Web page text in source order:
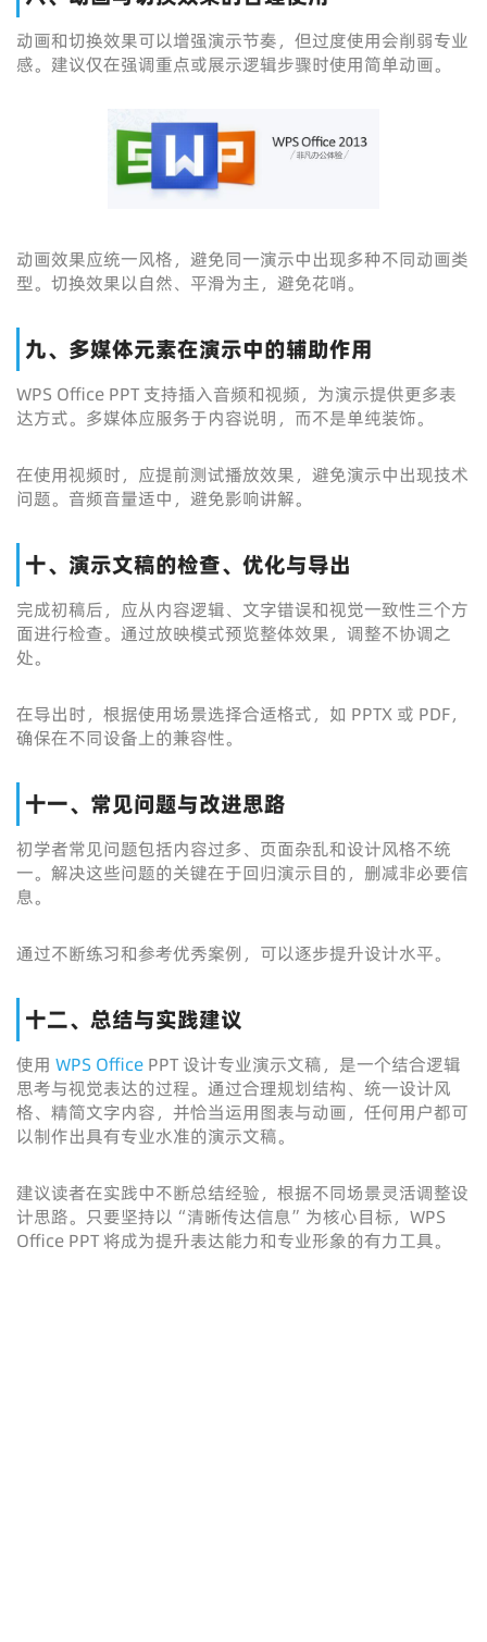
动画和切换效果可以增强演示节奏，但过度使用会削弱专业
感。建议仅在强调重点或展示逻辑步骤时使用简单动画。
动画效果应统一风格，避免同一演示中出现多种不同动画类
型。切换效果以自然、平滑为主，避免花哨。
九、多媒体元素在演示中的辅助作用
WPS Office PPT 支持插入音频和视频，为演示提供更多表
达方式。多媒体应服务于内容说明，而不是单纯装饰。
在使用视频时，应提前测试播放效果，避免演示中出现技术
问题。音频音量适中，避免影响讲解。
十、演示文稿的检查、优化与导出
完成初稿后，应从内容逻辑、文字错误和视觉一致性三个方
面进行检查。通过放映模式预览整体效果，调整不协调之
处。
在导出时，根据使用场景选择合适格式，如 PPTX 或 PDF，
确保在不同设备上的兼容性。
十一、常见问题与改进思路
初学者常见问题包括内容过多、页面杂乱和设计风格不统
一。解决这些问题的关键在于回归演示目的，删减非必要信
息。
通过不断练习和参考优秀案例，可以逐步提升设计水平。
十二、总结与实践建议
使用 WPS Office PPT 设计专业演示文稿，是一个结合逻辑
思考与视觉表达的过程。通过合理规划结构、统一设计风
格、精简文字内容，并恰当运用图表与动画，任何用户都可
以制作出具有专业水准的演示文稿。
建议读者在实践中不断总结经验，根据不同场景灵活调整设
计思路。只要坚持以“清晰传达信息”为核心目标，WPS
Office PPT 将成为提升表达能力和专业形象的有力工具。